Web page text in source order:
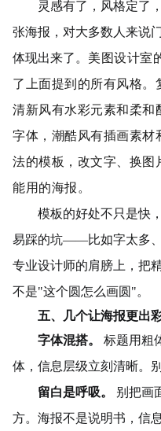
灵感有了，风格定了
张海报，对大多数人来说
体现出来了。 美图设计室
了上面提到的所有风格。
清新风有水彩元素和柔和
字体，潮酷风有插画素材
法的模板，改文字、换图
能用的海报。
模板的好处不只是快
易踩的坑——比如字太多
专业设计师的肩膀上，把
不是"这个圆怎么画圆"。
五、几个让海报更出
字体混搭。
标题用粗
体，信息层级立刻清晰。
留白是呼吸。
别把画
方。海报不是说明书，信